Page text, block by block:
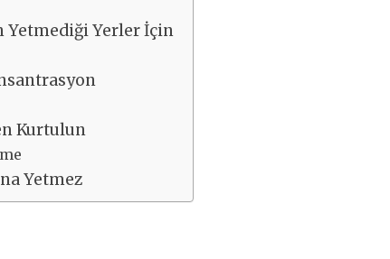
Yetmediği Yerler İçin
Kurtulun
Yetmez